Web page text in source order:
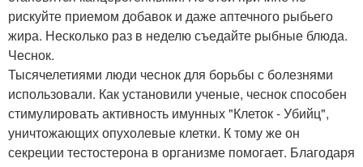
рискуйте приемом добавок и даже аптечного рыбьего
жира. Несколько раз в неделю съедайте рыбные блюда.
Чеснок.
Тысячелетиями люди чеснок для борьбы с болезнями
использовали. Как установили ученые, чеснок способен
стимулировать активность имунных "Клеток - Убийц",
уничтожающих опухолевые клетки. К тому же он
секреции тестостерона в организме помогает. Благодаря